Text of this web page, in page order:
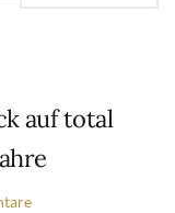
auf total